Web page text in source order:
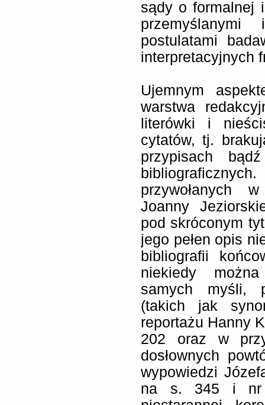
sądy o formalnej
przemyślanymi
postulatami
interpretacyjnych
Ujemnym
warstwa
literówki i
cytatów, tj.
przypisach
przywołanych
Joanny
pod skróconym
jego pełen opis
bibliografii
niekiedy
samych myśli,
(takich jak
reportażu Hanny
202 oraz w
dosłownych
wypowiedzi
na s. 345 i nr